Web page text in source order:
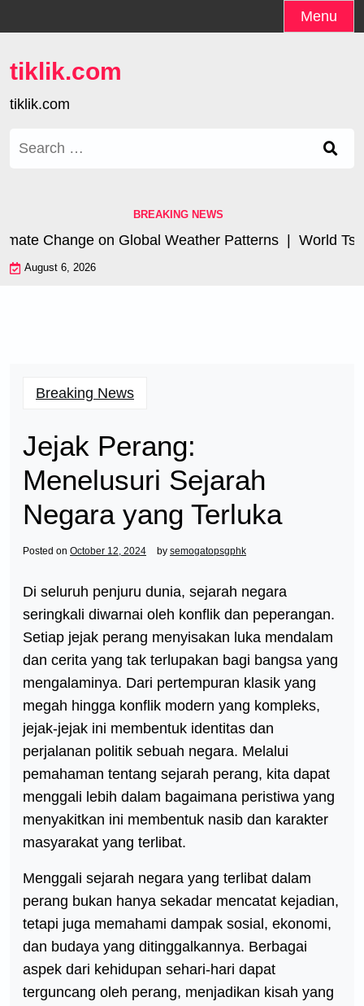
to
Menu
tiklik.com
tiklik.com
Search
BREAKING NEWS
Change on Global Weather Patterns |World
August 6, 2026
Breaking News
Jejak Perang:
Menelusuri Sejarah
Negara yang Terluka
Posted on October 12, 2024 by semogatopsgphk
Di seluruh penjuru dunia, sejarah negara
seringkali diwarnai oleh konflik dan peperangan.
Setiap jejak perang menyisakan luka mendalam
dan cerita yang tak terlupakan bagi bangsa yang
mengalaminya. Dari pertempuran klasik yang
megah hingga konflik modern yang kompleks,
jejak-jejak ini membentuk identitas dan
perjalanan politik sebuah negara. Melalui
pemahaman tentang sejarah perang, kita dapat
menggali lebih dalam bagaimana peristiwa yang
menyakitkan ini membentuk nasib dan karakter
masyarakat yang terlibat.
Menggali sejarah negara yang terlibat dalam
perang bukan hanya sekadar mencatat kejadian,
tetapi juga memahami dampak sosial, ekonomi,
dan budaya yang ditinggalkannya. Berbagai
aspek dari kehidupan sehari-hari dapat
terguncang oleh perang, menjadikan kisah yang